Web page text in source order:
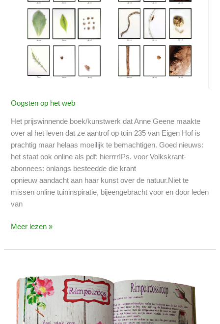
Oogsten op het web
Het prijswinnende boek/kunstwerk dat Anne Geene maakte
over al het leven dat ze aantrof op tuin 235 van Eigen Hof is
prachtig maar helaas moeilijk te bemachtigen. Goed nieuws:
het staat ook online als pdf: hierrrr!Ps. voor Volkskrant-
abonnees: onlangs besteedde die krant
opnieuw aandacht aan haar kunst over de natuur.Niet te
missen online tuininspiratie, bijeengebracht voor en door leden
van
volkstuin:
online!
Meer lezen »
kookboek
met
wilde
planten